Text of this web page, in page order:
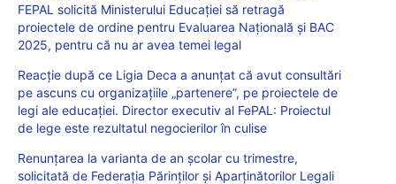
FEPAL solicită Ministerului Educației să retragă
proiectele de ordine pentru Evaluarea Națională și BAC
2025, pentru că nu ar avea temei legal
Reacție după ce Ligia Deca a anunțat că avut consultări
pe ascuns cu organizațiile „partenere”, pe proiectele de
legi ale educației. Director executiv al FePAL: Proiectul
de lege este rezultatul negocierilor în culise
Renunțarea la varianta de an școlar cu trimestre,
solicitată de Federația Părinților și Aparținătorilor Legali